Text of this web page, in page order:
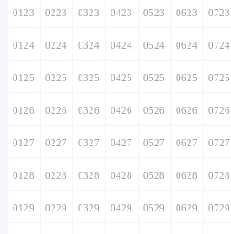
0123 0223 0323 0423 0523 0623 0723
0124 0224 0324 0424 0524 0624 0724
0125 0225 0325 0425 0525 0625 0725
0126 0226 0326 0426 0526 0626 0726
0127 0227 0327 0427 0527 0627 0727
0128 0228 0328 0428 0528 0628 0728
0129 0229 0329 0429 0529 0629 0729